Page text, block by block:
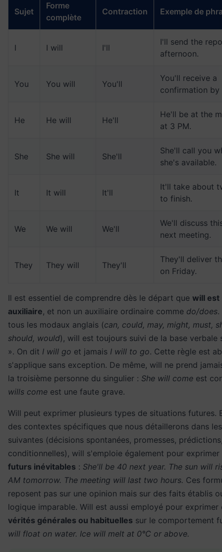
Sujet
Forme
complète
Contraction Exemple de
I I will I'll
I'll send the
afternoon.
You You will You'll
You'll receive a
confirmation by
He He will He'll
He'll be at the
at 3 PM.
She She will She'll
She'll call you
she's available.
It It will It'll
It'll take about
to finish.
We We will We'll
We'll discuss
next meeting.
They They will They'll
They'll deliver
on Friday.
Il est essentiel de comprendre dès le départ que will est
auxiliaire, et non un auxiliaire ordinaire comme do/does.
tous les modaux anglais (can, could, may, might, must,
should, would), will est toujours suivi de la base verbale
». On dit I will go et jamais I will to go. Cette règle est
s'applique sans exception. De même, will ne prend
la troisième personne du singulier : She will come est
wills come est une faute grave.
Will peut exprimer plusieurs types de situations futures.
des contextes spécifiques que nous détaillerons dans
suivantes (décisions spontanées, promesses,
conditionnelles), will s'emploie également pour
futurs inévitables : She'll be 40 next year. The sun will
AM tomorrow. The meeting will last two hours. Ces
reposent pas sur une opinion mais sur des faits établis
logique imparable. Will est aussi employé pour exprimer
vérités générales ou habituelles sur le comportement
will float on water. Ice will melt at 0°C or above.